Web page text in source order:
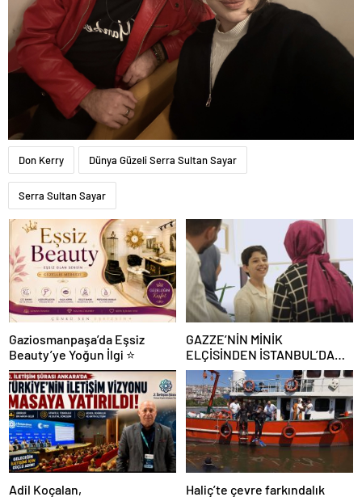
Don Kerry Dünya Güzeli Serra Sultan Sayar
Serra Sultan Sayar
Gaziosmanpaşa’da Eşsiz
Beauty’ye Yoğun İlgi ⭐
GAZZE’NİN MİNİK
ELÇİSİNDEN İSTANBUL’DA
DUYGUSAL MESAJ: “BURASI
BENİM İKİNCİ EVİM”
Adil Koçalan, Haliç’te çevre farkındalık